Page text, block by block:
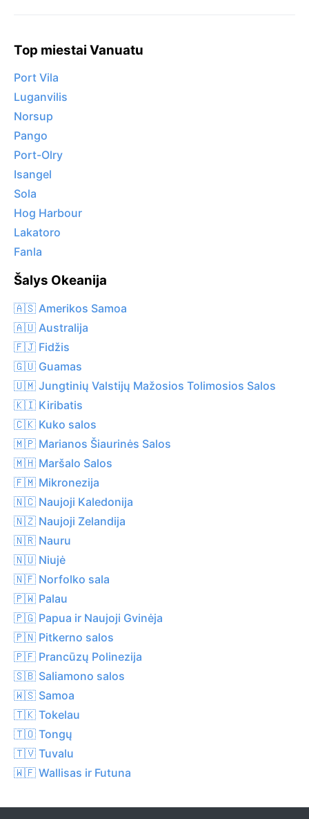
Top miestai Vanuatu
Port Vila
Luganvilis
Norsup
Pango
Port-Olry
Isangel
Sola
Hog Harbour
Lakatoro
Fanla
Šalys Okeanija
🇦🇸 Amerikos Samoa
🇦🇺 Australija
🇫🇯 Fidžis
🇬🇺 Guamas
🇺🇲 Jungtinių Valstijų Mažosios Tolimosios Salos
🇰🇮 Kiribatis
🇨🇰 Kuko salos
🇲🇵 Marianos Šiaurinės Salos
🇲🇭 Maršalo Salos
🇫🇲 Mikronezija
🇳🇨 Naujoji Kaledonija
🇳🇿 Naujoji Zelandija
🇳🇷 Nauru
🇳🇺 Niujė
🇳🇫 Norfolko sala
🇵🇼 Palau
🇵🇬 Papua ir Naujoji Gvinėja
🇵🇳 Pitkerno salos
🇵🇫 Prancūzų Polinezija
🇸🇧 Saliamono salos
🇼🇸 Samoa
🇹🇰 Tokelau
🇹🇴 Tongų
🇹🇻 Tuvalu
🇼🇫 Wallisas ir Futuna